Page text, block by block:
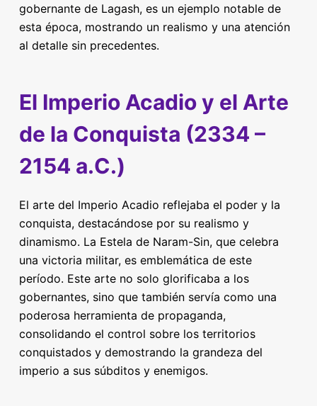
gobernante de Lagash, es un ejemplo notable de
esta época, mostrando un realismo y una atención
al detalle sin precedentes.
El Imperio Acadio y el Arte
de la Conquista (2334 –
2154 a.C.)
El arte del Imperio Acadio reflejaba el poder y la
conquista, destacándose por su realismo y
dinamismo. La Estela de Naram-Sin, que celebra
una victoria militar, es emblemática de este
período. Este arte no solo glorificaba a los
gobernantes, sino que también servía como una
poderosa herramienta de propaganda,
consolidando el control sobre los territorios
conquistados y demostrando la grandeza del
imperio a sus súbditos y enemigos.